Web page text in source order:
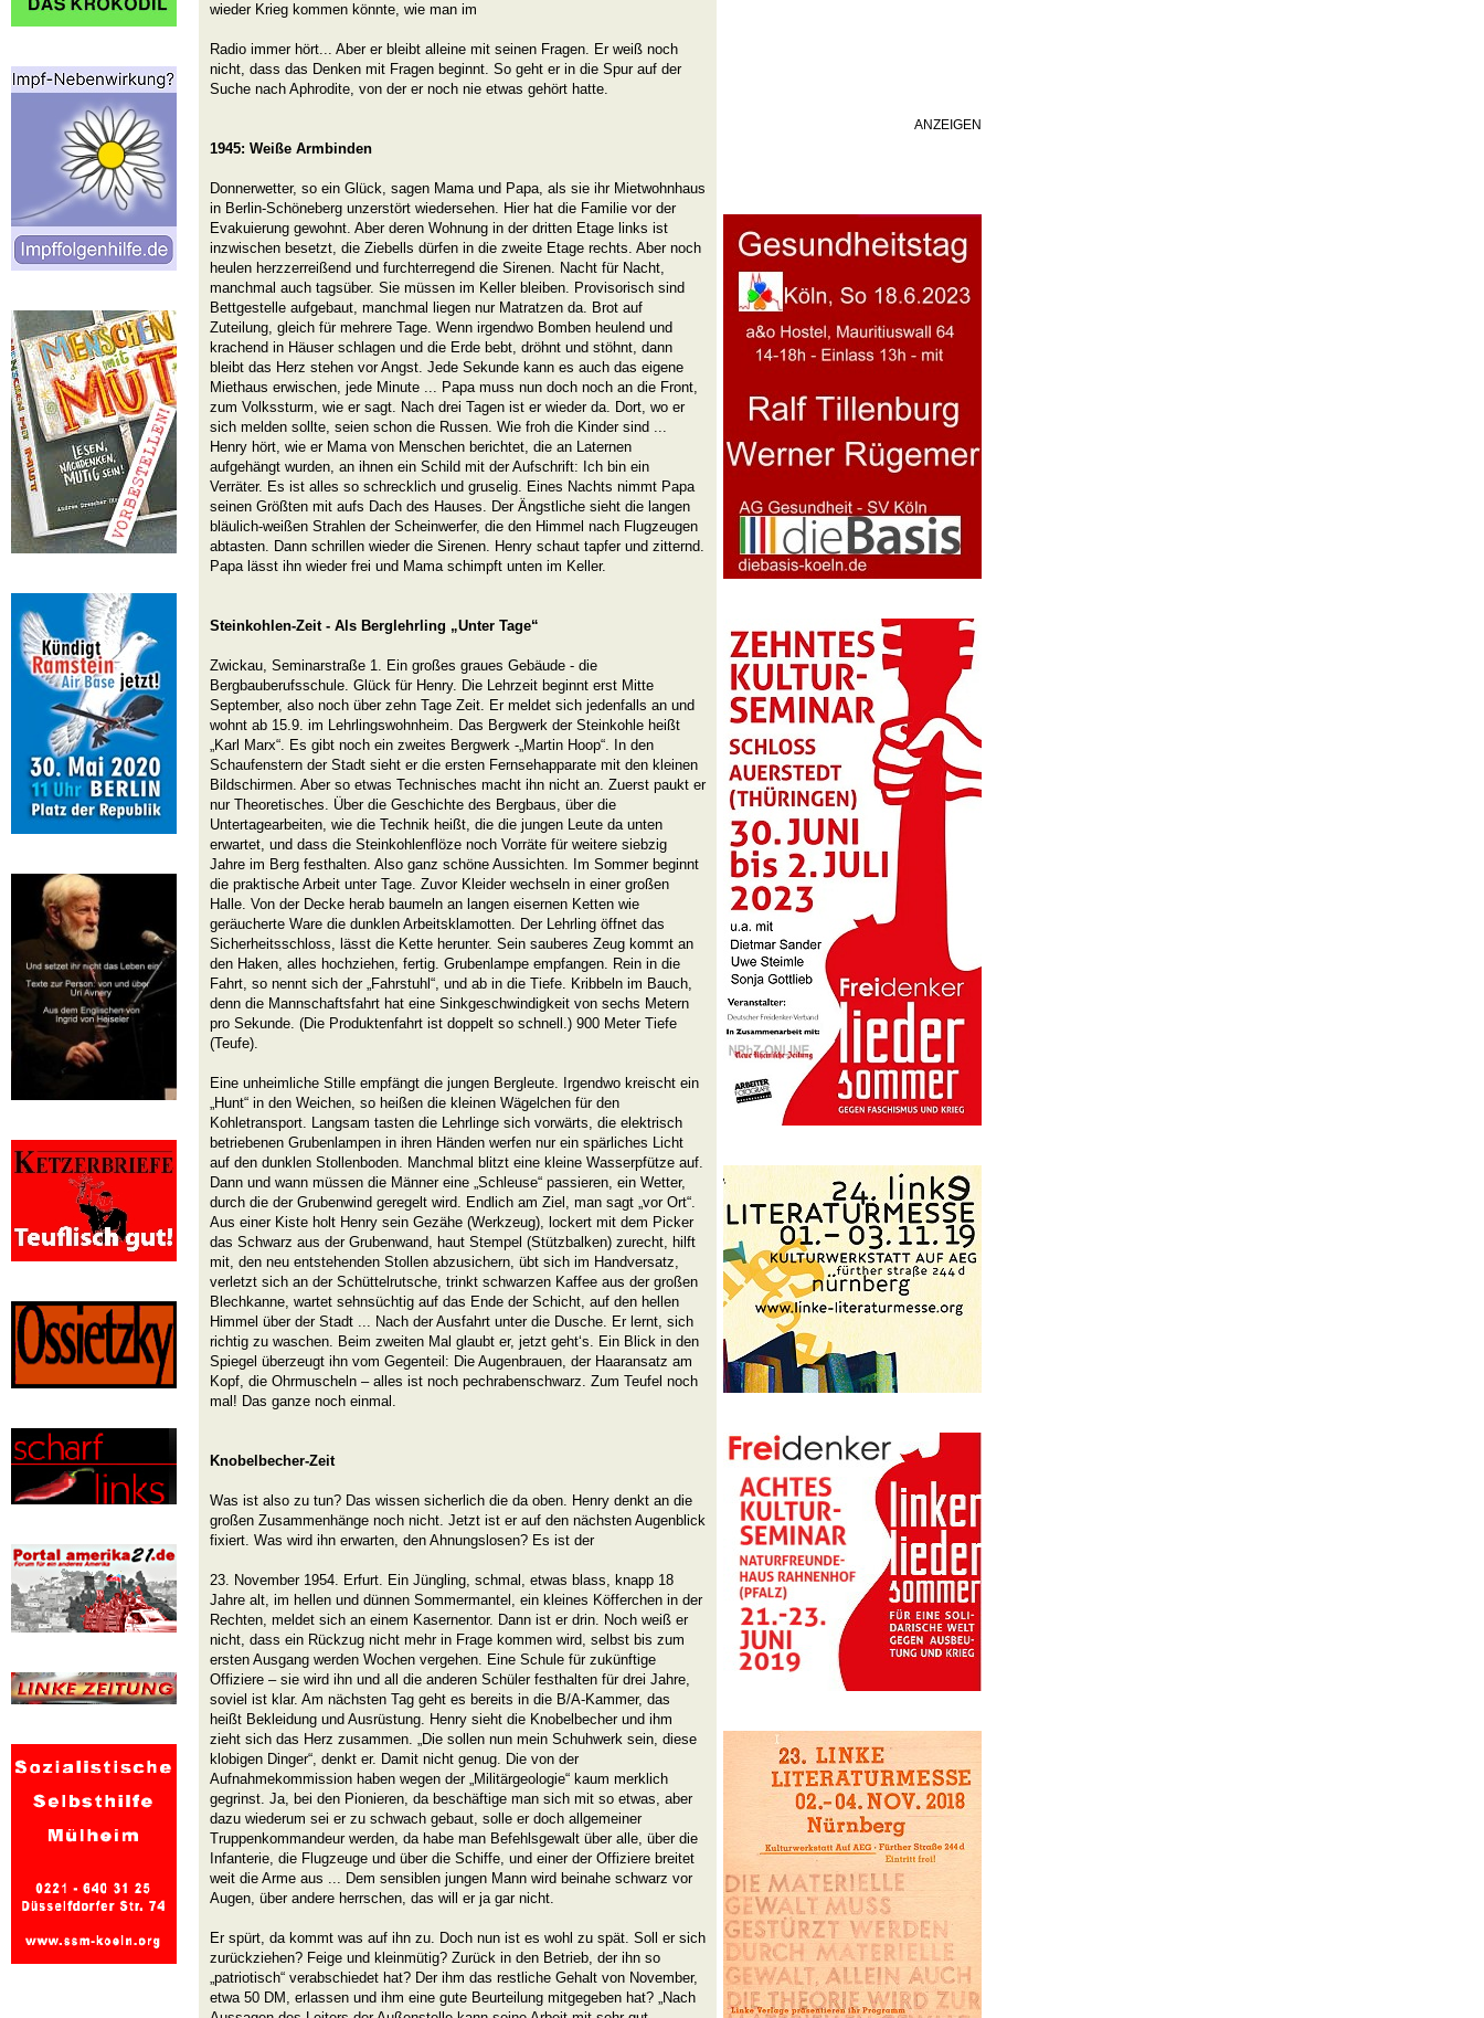
wieder Krieg kommen könnte, wie man im
Radio immer hört... Aber er bleibt alleine mit seinen Fragen. Er weiß noch
nicht, dass das Denken mit Fragen beginnt. So geht er in die Spur auf der
Suche nach Aphrodite, von der er noch nie etwas gehört hatte.
1945: Weiße Armbinden
Donnerwetter, so ein Glück, sagen Mama und Papa, als sie ihr Mietwohnhaus
in Berlin-Schöneberg unzerstört wiedersehen. Hier hat die Familie vor der
Evakuierung gewohnt. Aber deren Wohnung in der dritten Etage links ist
inzwischen besetzt, die Ziebells dürfen in die zweite Etage rechts. Aber noch
heulen herzzerreißend und furchterregend die Sirenen. Nacht für Nacht,
manchmal auch tagsüber. Sie müssen im Keller bleiben. Provisorisch sind
Bettgestelle aufgebaut, manchmal liegen nur Matratzen da. Brot auf
Zuteilung, gleich für mehrere Tage. Wenn irgendwo Bomben heulend und
krachend in Häuser schlagen und die Erde bebt, dröhnt und stöhnt, dann
bleibt das Herz stehen vor Angst. Jede Sekunde kann es auch das eigene
Miethaus erwischen, jede Minute ... Papa muss nun doch noch an die Front,
zum Volkssturm, wie er sagt. Nach drei Tagen ist er wieder da. Dort, wo er
sich melden sollte, seien schon die Russen. Wie froh die Kinder sind ...
Henry hört, wie er Mama von Menschen berichtet, die an Laternen
aufgehängt wurden, an ihnen ein Schild mit der Aufschrift: Ich bin ein
Verräter. Es ist alles so schrecklich und gruselig. Eines Nachts nimmt Papa
seinen Größten mit aufs Dach des Hauses. Der Ängstliche sieht die langen
bläulich-weißen Strahlen der Scheinwerfer, die den Himmel nach Flugzeugen
abtasten. Dann schrillen wieder die Sirenen. Henry schaut tapfer und zitternd.
Papa lässt ihn wieder frei und Mama schimpft unten im Keller.
Steinkohlen-Zeit - Als Berglehrling „Unter Tage“
Zwickau, Seminarstraße 1. Ein großes graues Gebäude - die
Bergbauberufsschule. Glück für Henry. Die Lehrzeit beginnt erst Mitte
September, also noch über zehn Tage Zeit. Er meldet sich jedenfalls an und
wohnt ab 15.9. im Lehrlingswohnheim. Das Bergwerk der Steinkohle heißt
„Karl Marx“. Es gibt noch ein zweites Bergwerk -„Martin Hoop“. In den
Schaufenstern der Stadt sieht er die ersten Fernsehapparate mit den kleinen
Bildschirmen. Aber so etwas Technisches macht ihn nicht an. Zuerst paukt er
nur Theoretisches. Über die Geschichte des Bergbaus, über die
Untertagearbeiten, wie die Technik heißt, die die jungen Leute da unten
erwartet, und dass die Steinkohlenflöze noch Vorräte für weitere siebzig
Jahre im Berg festhalten. Also ganz schöne Aussichten. Im Sommer beginnt
die praktische Arbeit unter Tage. Zuvor Kleider wechseln in einer großen
Halle. Von der Decke herab baumeln an langen eisernen Ketten wie
geräucherte Ware die dunklen Arbeitsklamotten. Der Lehrling öffnet das
Sicherheitsschloss, lässt die Kette herunter. Sein sauberes Zeug kommt an
den Haken, alles hochziehen, fertig. Grubenlampe empfangen. Rein in die
Fahrt, so nennt sich der „Fahrstuhl“, und ab in die Tiefe. Kribbeln im Bauch,
denn die Mannschaftsfahrt hat eine Sinkgeschwindigkeit von sechs Metern
pro Sekunde. (Die Produktenfahrt ist doppelt so schnell.) 900 Meter Tiefe
(Teufe).
Eine unheimliche Stille empfängt die jungen Bergleute. Irgendwo kreischt ein
„Hunt“ in den Weichen, so heißen die kleinen Wägelchen für den
Kohletransport. Langsam tasten die Lehrlinge sich vorwärts, die elektrisch
betriebenen Grubenlampen in ihren Händen werfen nur ein spärliches Licht
auf den dunklen Stollenboden. Manchmal blitzt eine kleine Wasserpfütze auf.
Dann und wann müssen die Männer eine „Schleuse“ passieren, ein Wetter,
durch die der Grubenwind geregelt wird. Endlich am Ziel, man sagt „vor Ort“.
Aus einer Kiste holt Henry sein Gezähe (Werkzeug), lockert mit dem Picker
das Schwarz aus der Grubenwand, haut Stempel (Stützbalken) zurecht, hilft
mit, den neu entstehenden Stollen abzusichern, übt sich im Handversatz,
verletzt sich an der Schüttelrutsche, trinkt schwarzen Kaffee aus der großen
Blechkanne, wartet sehnsüchtig auf das Ende der Schicht, auf den hellen
Himmel über der Stadt ... Nach der Ausfahrt unter die Dusche. Er lernt, sich
richtig zu waschen. Beim zweiten Mal glaubt er, jetzt geht‘s. Ein Blick in den
Spiegel überzeugt ihn vom Gegenteil: Die Augenbrauen, der Haaransatz am
Kopf, die Ohrmuscheln – alles ist noch pechrabenschwarz. Zum Teufel noch
mal! Das ganze noch einmal.
Knobelbecher-Zeit
Was ist also zu tun? Das wissen sicherlich die da oben. Henry denkt an die
großen Zusammenhänge noch nicht. Jetzt ist er auf den nächsten Augenblick
fixiert. Was wird ihn erwarten, den Ahnungslosen? Es ist der
23. November 1954. Erfurt. Ein Jüngling, schmal, etwas blass, knapp 18
Jahre alt, im hellen und dünnen Sommermantel, ein kleines Köfferchen in der
Rechten, meldet sich an einem Kasernentor. Dann ist er drin. Noch weiß er
nicht, dass ein Rückzug nicht mehr in Frage kommen wird, selbst bis zum
ersten Ausgang werden Wochen vergehen. Eine Schule für zukünftige
Offiziere – sie wird ihn und all die anderen Schüler festhalten für drei Jahre,
soviel ist klar. Am nächsten Tag geht es bereits in die B/A-Kammer, das
heißt Bekleidung und Ausrüstung. Henry sieht die Knobelbecher und ihm
zieht sich das Herz zusammen. „Die sollen nun mein Schuhwerk sein, diese
klobigen Dinger“, denkt er. Damit nicht genug. Die von der
Aufnahmekommission haben wegen der „Militärgeologie“ kaum merklich
gegrinst. Ja, bei den Pionieren, da beschäftige man sich mit so etwas, aber
dazu wiederum sei er zu schwach gebaut, solle er doch allgemeiner
Truppenkommandeur werden, da habe man Befehlsgewalt über alle, über die
Infanterie, die Flugzeuge und über die Schiffe, und einer der Offiziere breitet
weit die Arme aus ... Dem sensiblen jungen Mann wird beinahe schwarz vor
Augen, über andere herrschen, das will er ja gar nicht.
Er spürt, da kommt was auf ihn zu. Doch nun ist es wohl zu spät. Soll er sich
zurückziehen? Feige und kleinmütig? Zurück in den Betrieb, der ihn so
„patriotisch“ verabschiedet hat? Der ihm das restliche Gehalt von November,
etwa 50 DM, erlassen und ihm eine gute Beurteilung mitgegeben hat? „Nach
ANZEIGEN